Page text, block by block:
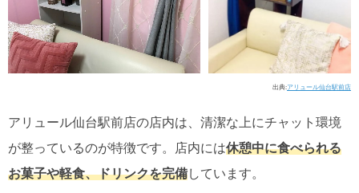
出典:アリュール仙台駅前店
アリュール仙台駅前店の店内は、清潔な上にチャット環境
が整っているのが特徴です。店内には休憩中に食べられる
お菓子や軽食、ドリンクを完備しています。